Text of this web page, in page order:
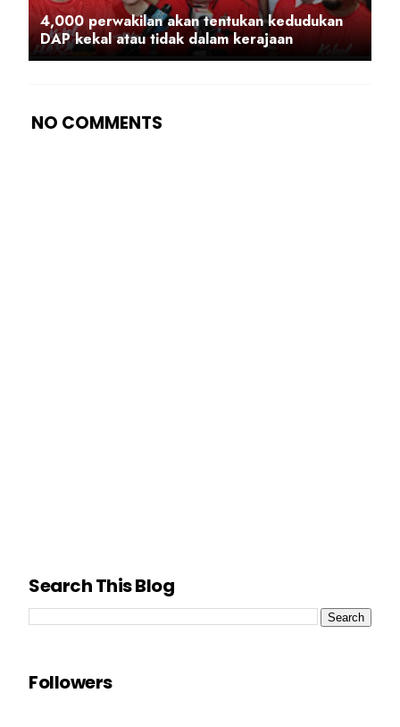
4,000 perwakilan akan tentukan kedudukan
DAP kekal atau tidak dalam kerajaan
NO COMMENTS
Search This Blog
Followers